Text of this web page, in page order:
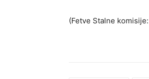
(Fetve Stalne